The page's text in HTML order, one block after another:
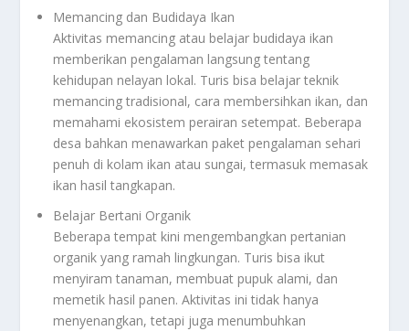
Memancing dan Budidaya Ikan
Aktivitas memancing atau belajar budidaya ikan
memberikan pengalaman langsung tentang
kehidupan nelayan lokal. Turis bisa belajar teknik
memancing tradisional, cara membersihkan ikan, dan
memahami ekosistem perairan setempat. Beberapa
desa bahkan menawarkan paket pengalaman sehari
penuh di kolam ikan atau sungai, termasuk memasak
ikan hasil tangkapan.
Belajar Bertani Organik
Beberapa tempat kini mengembangkan pertanian
organik yang ramah lingkungan. Turis bisa ikut
menyiram tanaman, membuat pupuk alami, dan
memetik hasil panen. Aktivitas ini tidak hanya
menyenangkan, tetapi juga menumbuhkan